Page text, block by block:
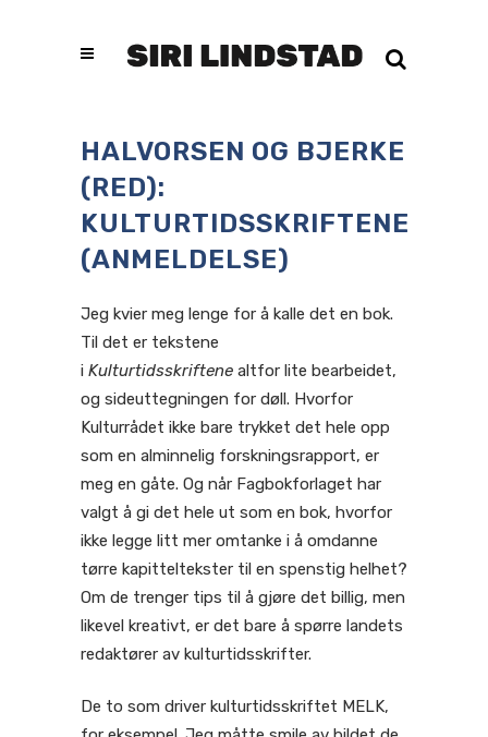
HALVORSEN OG BJERKE
(RED):
KULTURTIDSSKRIFTENE
(ANMELDELSE)
Jeg kvier meg lenge for å kalle det en bok.
Til det er tekstene
i Kulturtidsskriftene altfor lite bearbeidet,
og sideuttegningen for døll. Hvorfor
Kulturrådet ikke bare trykket det hele opp
som en alminnelig forskningsrapport, er
meg en gåte. Og når Fagbokforlaget har
valgt å gi det hele ut som en bok, hvorfor
ikke legge litt mer omtanke i å omdanne
tørre kapitteltekster til en spenstig helhet?
Om de trenger tips til å gjøre det billig, men
likevel kreativt, er det bare å spørre landets
redaktører av kulturtidsskrifter.
De to som driver kulturtidsskriftet MELK,